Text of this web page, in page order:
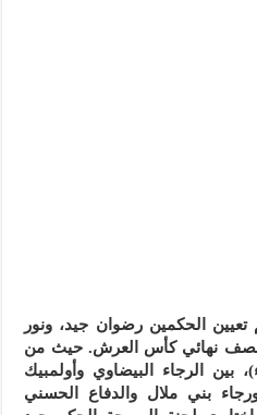
تعيين الحكمين رضوان جيد، ونور
نصف نهائي كأس العرش. حيث من
بين الرجاء البيضاوي وأولمبيك
بني ملال والدفاع الحسني